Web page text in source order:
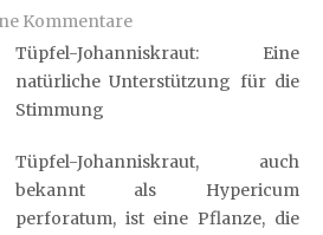
Kommentare
Tüpfel-Johanniskraut: Eine
natürliche Unterstützung für die
Stimmung
Tüpfel-Johanniskraut, auch
bekannt als Hypericum
perforatum, ist eine Pflanze, die